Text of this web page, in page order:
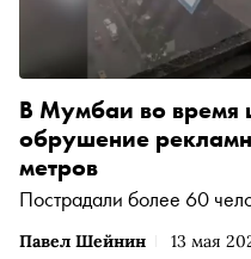
Павел Шейнин 13 мая
В Мумбаи во время
обрушение
метров
Пострадали более 60